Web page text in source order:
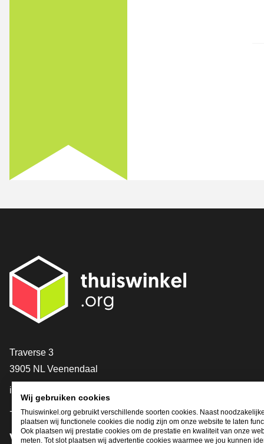
Contact
Traverse 3
3905 NL Veenendaal
info@thuiswinkel.org
+31 (0)318 64 85 75
Volg je ons al?
Wij gebruiken cookies
Thuiswinkel.org gebruikt verschillende soorten cookies. Naast
plaatsen wij functionele cookies die nodig zijn om onze website te laten
Ook plaatsen wij prestatie cookies om de prestatie en kwaliteit van onze
meten. Tot slot plaatsen wij advertentie cookies waarmee we jou kunnen